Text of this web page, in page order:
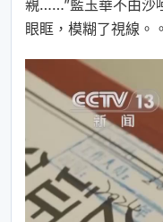
親……”藍玉華不由沙
眼眶，模糊了視線。。